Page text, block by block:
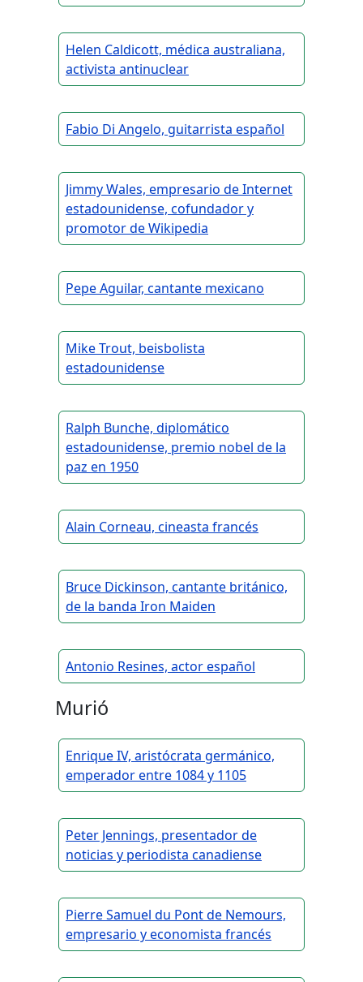
Helen Caldicott, médica australiana,
activista antinuclear
Fabio Di Angelo, guitarrista español
Jimmy Wales, empresario de Internet
estadounidense, cofundador y
promotor de Wikipedia
Pepe Aguilar, cantante mexicano
Mike Trout, beisbolista
estadounidense
Ralph Bunche, diplomático
estadounidense, premio nobel de la
paz en 1950
Alain Corneau, cineasta francés
Bruce Dickinson, cantante británico,
de la banda Iron Maiden
Antonio Resines, actor español
Murió
Enrique IV, aristócrata germánico,
emperador entre 1084 y 1105
Peter Jennings, presentador de
noticias y periodista canadiense
Pierre Samuel du Pont de Nemours,
empresario y economista francés